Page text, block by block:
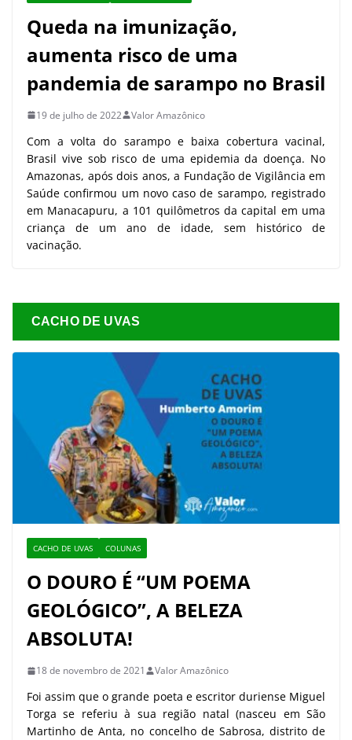
Queda na imunização,
aumenta risco de uma
pandemia de sarampo no Brasil
19 de julho de 2022 Valor Amazônico
Com a volta do sarampo e baixa cobertura vacinal,
Brasil vive sob risco de uma epidemia da doença. No
Amazonas, após dois anos, a Fundação de Vigilância em
Saúde confirmou um novo caso de sarampo, registrado
em Manacapuru, a 101 quilômetros da capital em uma
criança de um ano de idade, sem histórico de
vacinação.
CACHO DE UVAS
CACHO DE UVAS COLUNAS
O DOURO É “UM POEMA
GEOLÓGICO”, A BELEZA
ABSOLUTA!
18 de novembro de 2021 Valor Amazônico
Foi assim que o grande poeta e escritor duriense Miguel
Torga se referiu à sua região natal (nasceu em São
Martinho de Anta, no concelho de Sabrosa, distrito de